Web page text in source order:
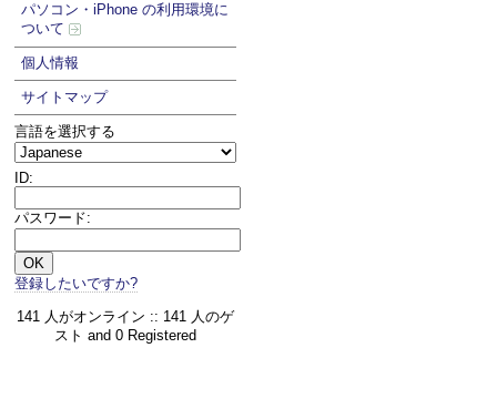
パソコン・iPhone の利用環境に
ついて
個人情報
サイトマップ
言語を選択する
ID:
パスワード:
登録したいですか?
141 人がオンライン :: 141 人のゲ
スト and 0 Registered